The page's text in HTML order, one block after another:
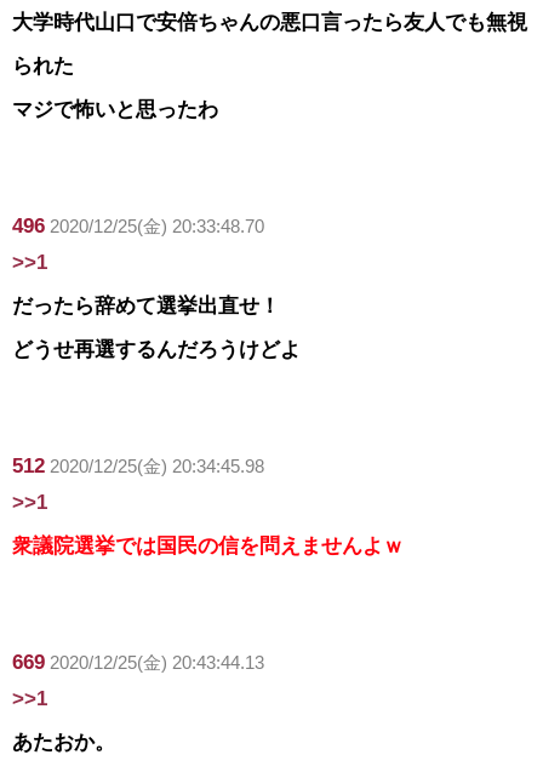
大学時代山口で安倍ちゃんの悪口言ったら友人でも無視
られた
マジで怖いと思ったわ
496 2020/12/25(金) 20:33:48.70
>>1
だったら辞めて選挙出直せ！
どうせ再選するんだろうけどよ
512 2020/12/25(金) 20:34:45.98
>>1
衆議院選挙では国民の信を問えませんよｗ
669 2020/12/25(金) 20:43:44.13
>>1
あたおか。